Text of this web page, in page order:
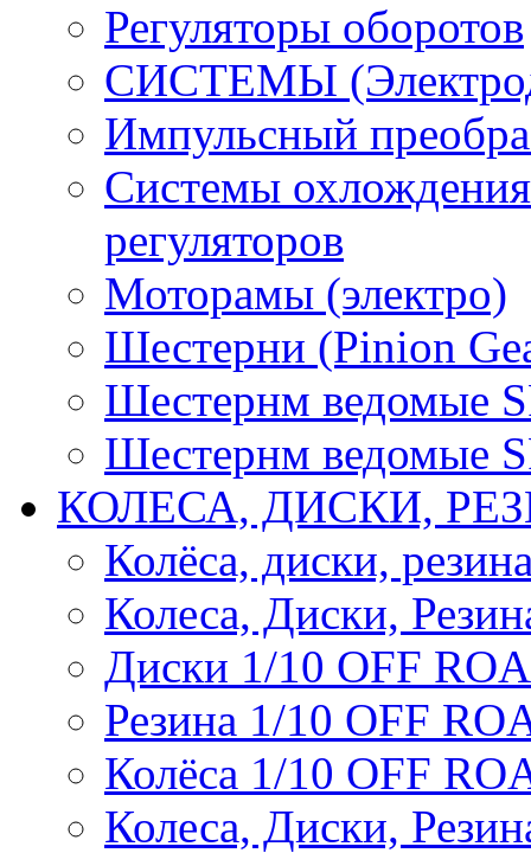
Регуляторы оборотов
СИСТЕМЫ
Импульсный
Системы охлождения
регуляторов
Моторамы (электро)
Шестерни (Pinion
Шестернм ведомые
Шестернм ведомые
КОЛЕСА, ДИСКИ,
Колёса, диски,
Колеса, Диски,
Диски 1/10 OFF
Резина 1/10 OFF
Колёса 1/10 OFF
Колеса, Диски,